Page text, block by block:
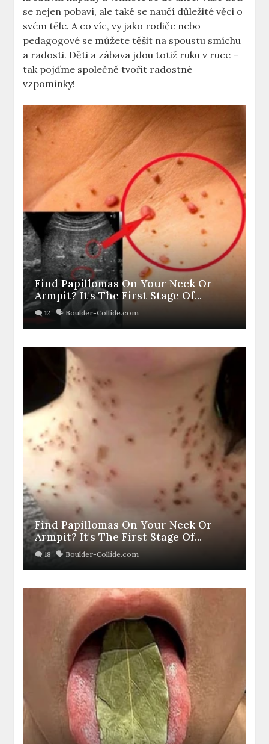
⁢se nejen pobaví, ale​ také⁢ se ⁣naučí⁢ důležité věci o
svém těle. A co víc, ​vy jako rodiče⁣ nebo
pedagogové se můžete těšit na spoustu smíchu​
a‌ radosti. Děti a zábava‍ jdou totiž ruku v⁢ ruce –
⁤tak pojďme⁣ společně tvořit radostné
vzpomínky!
Find Papillomas On Your Neck Or
Armpit? It's The First Stage Of...
Find Papillomas On Your Neck Or
Armpit? It's The First Stage Of...